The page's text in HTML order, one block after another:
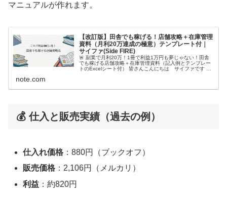
マニュアルが作れます。
【改訂版】田舎でも稼げる！店舗攻略＋在庫管理
資料（月利20万達成の極意）テンプレート付｜
サイファ(Side FIRE)
🚨 副業で月利20万！1冊で利益1万円も夢じゃない！田舎
でも稼げる店舗攻略＋在庫管理資料（記入例とテンプレー
トのExcelシート付） 皆さんこんにちは サイファです こ
note.com
💰 仕入と販売実績（過去の例）
仕入れ価格 ：880円（ブックオフ）
販売価格 ：2,106円（メルカリ）
利益 ：約820円